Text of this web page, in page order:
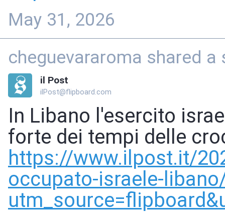
May 31, 2026
cheguevararoma shared
il Post
ilPost@flipboard.com
In Libano l'esercito
forte dei tempi delle
https://www.ilpost.it/
occupato-israele-